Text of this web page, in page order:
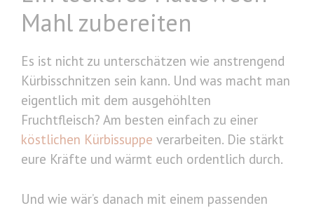
Mahl zubereiten
Es ist nicht zu unterschätzen wie anstrengend
Kürbisschnitzen sein kann. Und was macht man
eigentlich mit dem ausgehöhlten
Fruchtfleisch? Am besten einfach zu einer
köstlichen Kürbissuppe verarbeiten. Die stärkt
eure Kräfte und wärmt euch ordentlich durch.
Und wie wär’s danach mit einem passenden